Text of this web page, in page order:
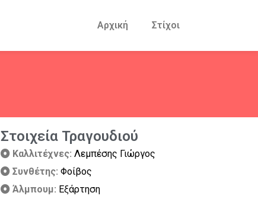
Αρχική Στίχοι
Στοιχεία Τραγουδιού
Καλλιτέχνες: Λεμπέσης Γιώργος
Συνθέτης: Φοίβος
Άλμπουμ: Εξάρτηση